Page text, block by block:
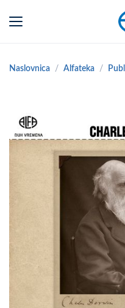
Naslovnica Alfateka